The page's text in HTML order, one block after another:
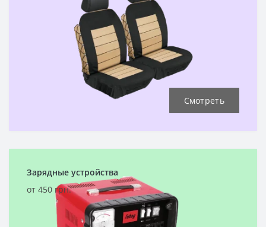
Смотреть
Зарядные устройства
от 450 грн.